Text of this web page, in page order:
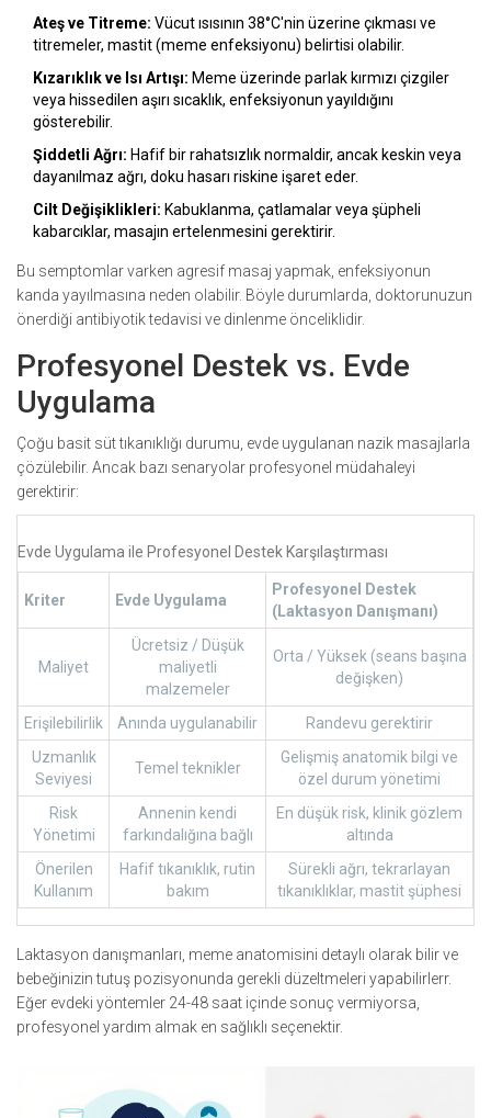
Ateş ve Titreme: Vücut ısısının 38°C'nin üzerine çıkması ve
titremeler, mastit (meme enfeksiyonu) belirtisi olabilir.
Kızarıklık ve Isı Artışı: Meme üzerinde parlak kırmızı çizgiler
veya hissedilen aşırı sıcaklık, enfeksiyonun yayıldığını
gösterebilir.
Şiddetli Ağrı: Hafif bir rahatsızlık normaldir, ancak keskin veya
dayanılmaz ağrı, doku hasarı riskine işaret eder.
Cilt Değişiklikleri: Kabuklanma, çatlamalar veya şüpheli
kabarcıklar, masajın ertelenmesini gerektirir.
Bu semptomlar varken agresif masaj yapmak, enfeksiyonun
kanda yayılmasına neden olabilir. Böyle durumlarda, doktorunuzun
önerdiği antibiyotik tedavisi ve dinlenme önceliklidir.
Profesyonel Destek vs. Evde
Uygulama
Çoğu basit süt tıkanıklığı durumu, evde uygulanan nazik masajlarla
çözülebilir. Ancak bazı senaryolar profesyonel müdahaleyi
gerektirir:
Evde Uygulama ile Profesyonel Destek Karşılaştırması
Kriter Evde Uygulama
Profesyonel Destek
(Laktasyon Danışmanı)
Maliyet
Ücretsiz / Düşük
maliyetli
malzemeler
Orta / Yüksek (seans başına
değişken)
Erişilebilirlik Anında uygulanabilir
Randevu gerektirir
Uzmanlık
Seviyesi
Temel teknikler
Gelişmiş anatomik bilgi ve
özel durum yönetimi
Risk
Yönetimi
Annenin kendi
farkındalığına bağlı
En düşük risk, klinik gözlem
altında
Önerilen
Kullanım
Hafif tıkanıklık, rutin
bakım
Sürekli ağrı, tekrarlayan
tıkanıklıklar, mastit şüphesi
Laktasyon danışmanları, meme anatomisini detaylı olarak bilir ve
bebeğinizin tutuş pozisyonunda gerekli düzeltmeleri yapabilirlerr.
Eğer evdeki yöntemler 24-48 saat içinde sonuç vermiyorsa,
profesyonel yardım almak en sağlıklı seçenektir.